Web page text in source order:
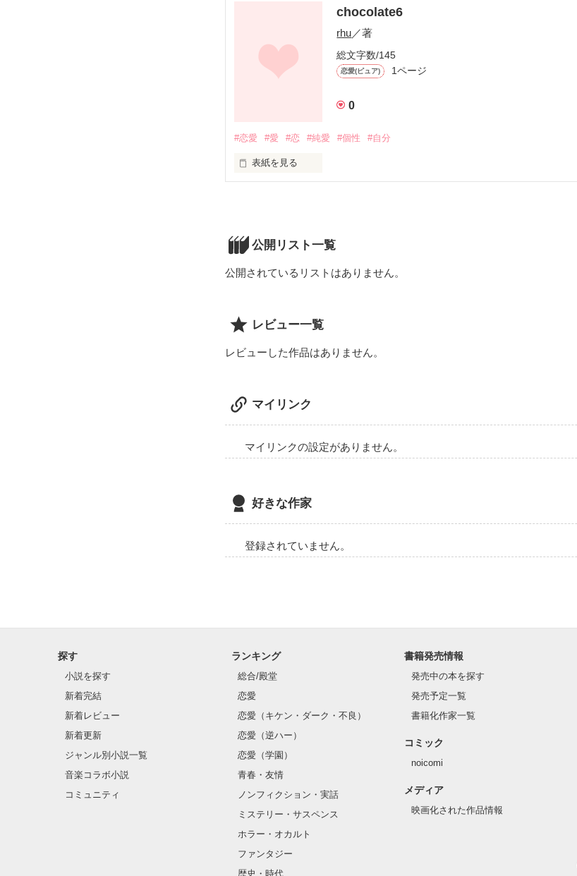
chocolate6
rhu／著
総文字数/145
恋愛(ピュア) 1ページ
0
#恋愛 #愛 #恋 #純愛 #個性 #自分
表紙を見る
そんな時に出会った人への想い
風が吹くたび心に甘い感情だけが残る。
公開リスト一覧
公開されているリストはありません。
レビュー一覧
レビューした作品はありません。
マイリンク
マイリンクの設定がありません。
好きな作家
登録されていません。
探す
小説を探す
新着完結
新着レビュー
新着更新
ジャンル別小説一覧
音楽コラボ小説
コミュニティ
ランキング
総合/殿堂
恋愛
恋愛（キケン・ダーク・不良）
恋愛（逆ハー）
恋愛（学園）
青春・友情
ノンフィクション・実話
ミステリー・サスペンス
ホラー・オカルト
ファンタジー
歴史・時代
書籍発売情報
発売中の本を探す
発売予定一覧
書籍化作家一覧
コミック
noicomi
メディア
映画化された作品情報